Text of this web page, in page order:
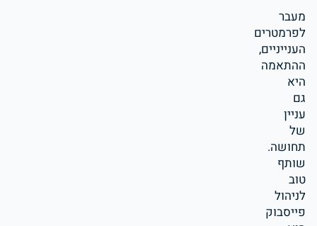
מעבר
לפרמטרים
הענייניים,
ההתאמה
היא
גם
עניין
של
תחושה.
שותף
טוב
לניהול
פייסבוק